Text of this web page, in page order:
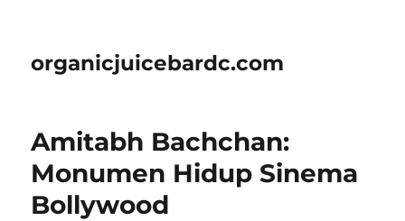
organicjuicebardc.com
Amitabh Bachchan:
Monumen Hidup Sinema
Bollywood